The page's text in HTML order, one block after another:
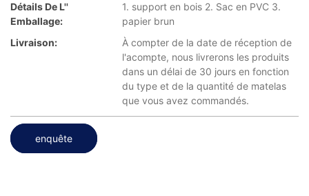
Détails De L''
Emballage:
1. support en bois 2. Sac en PVC 3.
papier brun
Livraison:
À compter de la date de réception de
l'acompte, nous livrerons les produits
dans un délai de 30 jours en fonction
du type et de la quantité de matelas
que vous avez commandés.
enquête